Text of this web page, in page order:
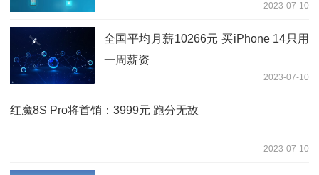
2023-07-10
全国平均月薪10266元 买iPhone 14只用
一周薪资
2023-07-10
红魔8S Pro将首销：3999元 跑分无敌
2023-07-10